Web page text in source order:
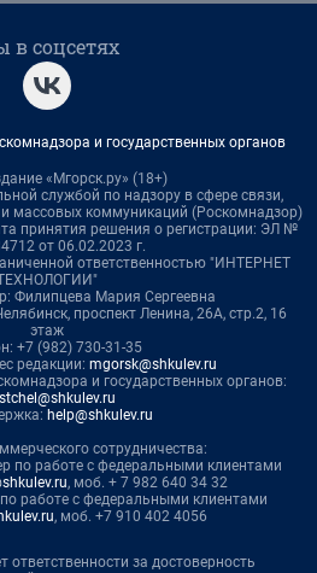
в соцсетях
и государственных органов
«Мгорск.ру» (18+)
службой по надзору в сфере связи,
массовых коммуникаций (Роскомнадзор)
принятия решения о регистрации: ЭЛ №
от 06.02.2023 г.
ответственностью "ИНТЕРНЕТ
Филипцева Мария Сергеевна
проспект Ленина, 26А, стр.2, 16
этаж
+7 (982) 730-31-35
редакции: mgorsk@shkulev.ru
и государственных органов:
help@shkulev.ru
сотрудничества:
по работе с федеральными клиентами
, моб. + 7 982 640 34 32
работе с федеральными клиентами
, моб. +7 910 402 4056
ответственности за достоверность